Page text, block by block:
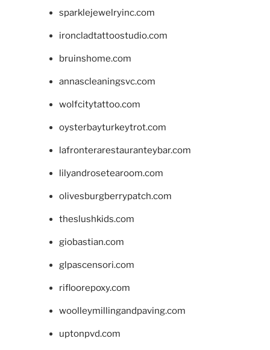
sparklejewelryinc.com
ironcladtattoostudio.com
bruinshome.com
annascleaningsvc.com
wolfcitytattoo.com
oysterbayturkeytrot.com
lafronterarestauranteybar.com
lilyandrosetearoom.com
olivesburgberrypatch.com
theslushkids.com
giobastian.com
glpascensori.com
rifloorepoxy.com
woolleymillingandpaving.com
uptonpvd.com